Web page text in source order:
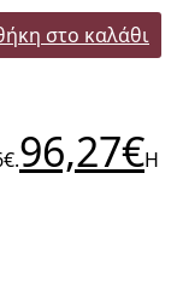
στο καλάθι
96,27€Η